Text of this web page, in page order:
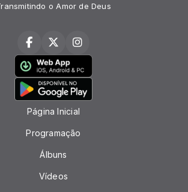
o Amor de Deus
Página Inicial
Programação
Álbuns
Vídeos